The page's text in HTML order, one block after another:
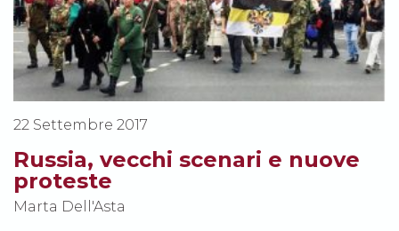
22 Settembre 2017
Russia, vecchi scenari e nuove
proteste
Marta Dell'Asta